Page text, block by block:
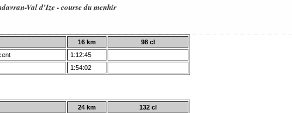
Val d'Ize - course du menhir
16 km
98 cl
1:12:45
1:54:02
24 km
132 cl